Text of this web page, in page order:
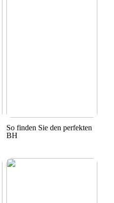
So finden Sie den perfekten
BH